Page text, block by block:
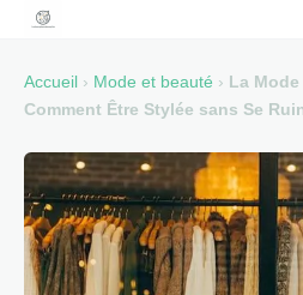
Accueil › Mode et beauté › La
Comment Être Stylée sans Se